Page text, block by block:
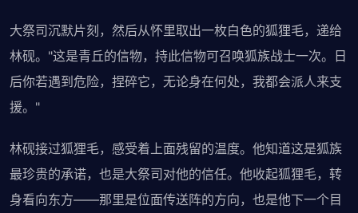
大祭司沉默片刻，然后从怀里取出一枚白色的狐狸毛，递给
林砚。"这是青丘的信物，持此信物可召唤狐族战士一次。日
后你若遇到危险，捏碎它，无论身在何处，我都会派人来支
援。"
林砚接过狐狸毛，感受着上面残留的温度。他知道这是狐族
最珍贵的承诺，也是大祭司对他的信任。他收起狐狸毛，转
身看向东方——那里是位面传送阵的方向，也是他下一个目